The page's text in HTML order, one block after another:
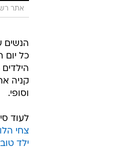
אתר
הנשים
כל יום
קניה
וסופי.
לעוד
צחי
ילד